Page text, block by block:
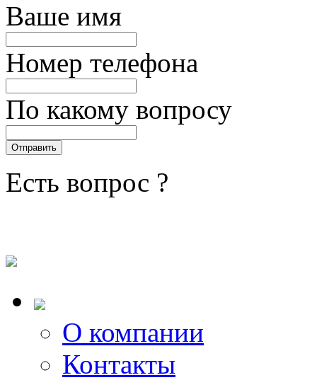
Ваше имя
Номер телефона
По какому вопросу
Есть вопрос ?
О компании
Контакты